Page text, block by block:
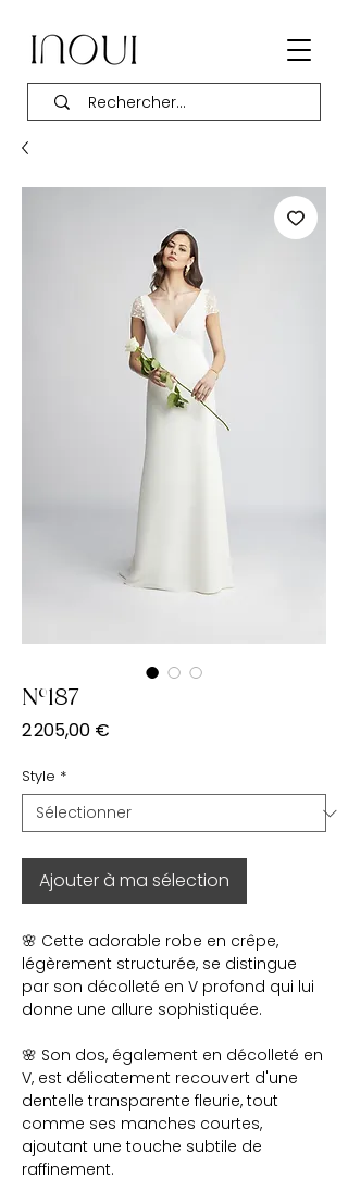
N°187
2 205,00 €
Style *
Ajouter à ma sélection
🌸 Cette adorable robe en crêpe,
légèrement structurée, se distingue
par son décolleté en V profond qui lui
donne une allure sophistiquée.
🌸 Son dos, également en décolleté en
V, est délicatement recouvert d'une
dentelle transparente fleurie, tout
comme ses manches courtes,
ajoutant une touche subtile de
raffinement.